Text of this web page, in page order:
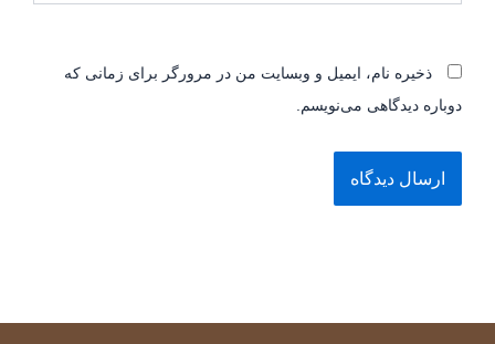
ذخیره نام، ایمیل و وبسایت من در مرورگر برای زمانی که
دوباره دیدگاهی می‌نویسم.